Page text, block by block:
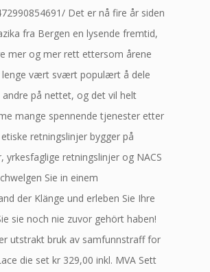
Det er nå fire år siden
fra Bergen en lysende fremtid,
mer og mer rett ettersom årene
lenge vært svært populært å dele
på nettet, og det vil helt
mange spennende tjenester etter
retningslinjer bygger på
yrkesfaglige retningslinjer og NACS
Sie in einem
der Klänge und erleben Sie Ihre
sie noch nie zuvor gehört haben!
utstrakt bruk av samfunnstraff for
die set kr 329,00 inkl. MVA Sett